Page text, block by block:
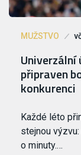
MUŽSTVO
připraven
konkurenci
Každé léto
stejnou
o minuty.…